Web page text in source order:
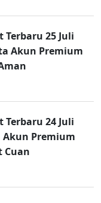
Terbaru 25 Juli
Akun Premium
Terbaru 24 Juli
Akun Premium
Cuan